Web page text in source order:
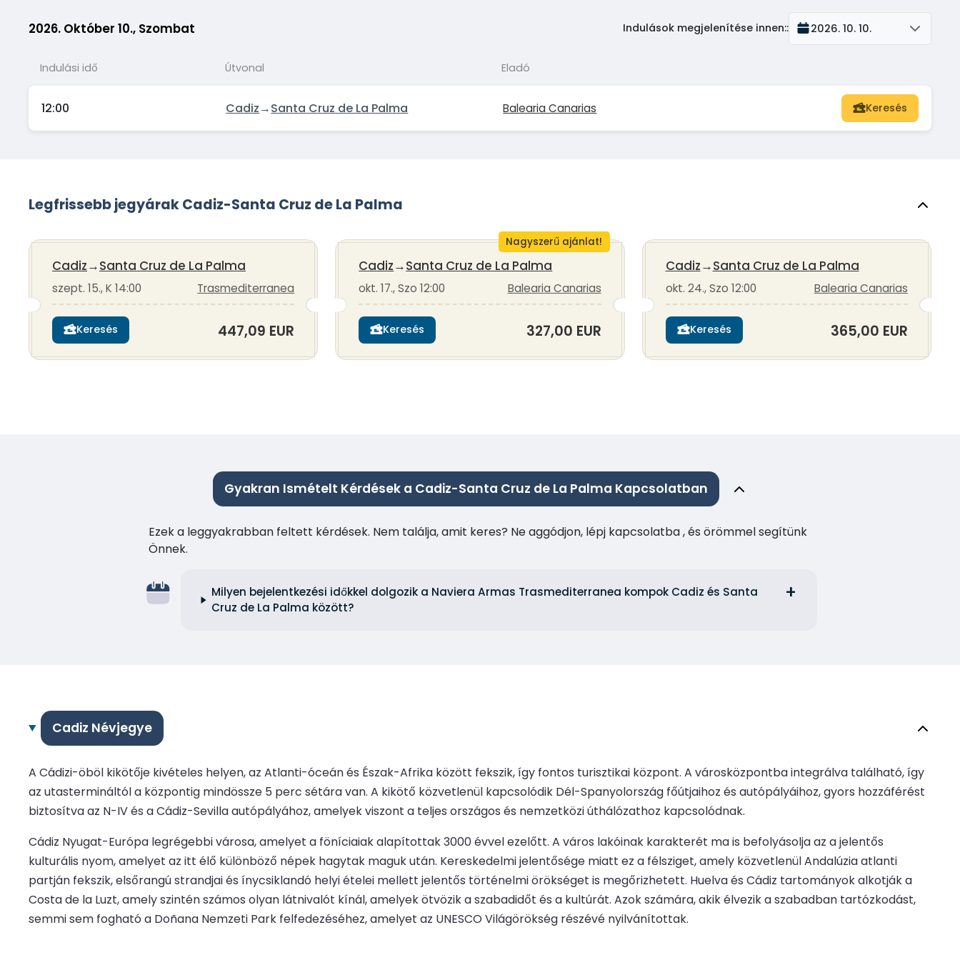
2026. Október 10., Szombat Indulások megjelenítése innen:: 2026. 10. 10.
Indulási idő Útvonal Eladó
12:00 Cadiz→Santa Cruz de La Palma Balearia Canarias Keresés
Legfrissebb jegyárak Cadiz-Santa Cruz de La Palma
Cadiz→Santa Cruz de La Palma
szept. 15., K 14:00 Trasmediterranea
Keresés 447,09 EUR
Nagyszerű ajánlat!
Cadiz→Santa Cruz de La Palma
okt. 17., Szo 12:00 Balearia Canarias
Keresés 327,00 EUR
Cadiz→Santa Cruz de La Palma
okt. 24., Szo 12:00 Balearia Canarias
Keresés 365,00 EUR
Gyakran Ismételt Kérdések a Cadiz-Santa Cruz de La Palma Kapcsolatban
Ezek a leggyakrabban feltett kérdések. Nem találja, amit keres? Ne aggódjon, lépj kapcsolatba , és örömmel segítünk
Önnek.
Milyen bejelentkezési időkkel dolgozik a Naviera Armas Trasmediterranea kompok Cadiz és Santa
Cruz de La Palma között?
Cadiz Névjegye
A Cádizi-öböl kikötője kivételes helyen, az Atlanti-óceán és Észak-Afrika között fekszik, így fontos turisztikai központ. A városközpontba integrálva található, így
az utastermináltól a központig mindössze 5 perc sétára van. A kikötő közvetlenül kapcsolódik Dél-Spanyolország főútjaihoz és autópályáihoz, gyors hozzáférést
biztosítva az N-IV és a Cádiz-Sevilla autópályához, amelyek viszont a teljes országos és nemzetközi úthálózathoz kapcsolódnak.
Cádiz Nyugat-Európa legrégebbi városa, amelyet a föníciaiak alapítottak 3000 évvel ezelőtt. A város lakóinak karakterét ma is befolyásolja az a jelentős
kulturális nyom, amelyet az itt élő különböző népek hagytak maguk után. Kereskedelmi jelentősége miatt ez a félsziget, amely közvetlenül Andalúzia atlanti
partján fekszik, elsőrangú strandjai és ínycsiklandó helyi ételei mellett jelentős történelmi örökséget is megőrizhetett. Huelva és Cádiz tartományok alkotják a
Costa de la Luzt, amely szintén számos olyan látnivalót kínál, amelyek ötvözik a szabadidőt és a kultúrát. Azok számára, akik élvezik a szabadban tartózkodást,
semmi sem fogható a Doñana Nemzeti Park felfedezéséhez, amelyet az UNESCO Világörökség részévé nyilvánítottak.